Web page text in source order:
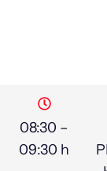
08:30 –
09:30 h